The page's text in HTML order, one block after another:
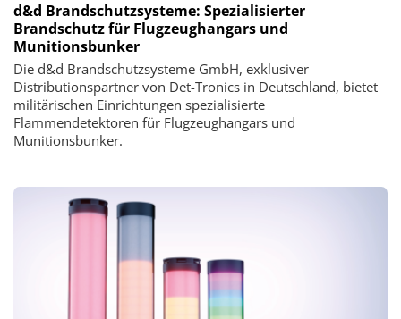
d&d Brandschutzsysteme: Spezialisierter
Brandschutz für Flugzeughangars und
Munitionsbunker
Die d&d Brandschutzsysteme GmbH, exklusiver
Distributionspartner von Det-Tronics in Deutschland, bietet
militärischen Einrichtungen spezialisierte
Flammendetektoren für Flugzeughangars und
Munitionsbunker.